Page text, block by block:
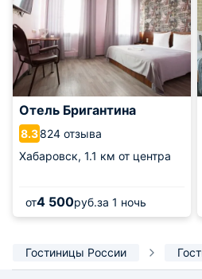
Отель Бригантина
8.3824 отзыва
Хабаровск, 1.1 км от центра
от4 500руб.за 1 ночь
Гостиницы России